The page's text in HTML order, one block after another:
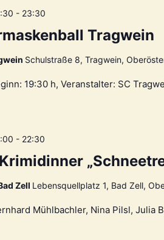
Tragwein
- 23:30
Schulstraße 8, Tragwein,
19:30 h, Veranstalter: SC
Krimidinner
- 22:30
Zell Lebensquellplatz 1, Bad Zell,
Mühlbachler, Nina Pilsl, Julia